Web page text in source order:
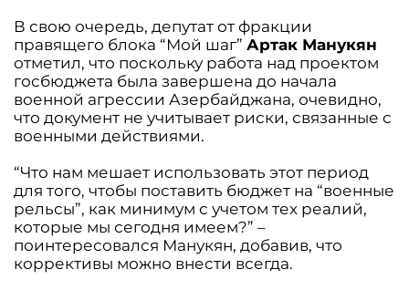
В свою очередь, депутат от фракции
правящего блока “Мой шаг” Артак Манукян
отметил, что поскольку работа над проектом
госбюджета была завершена до начала
военной агрессии Азербайджана, очевидно,
что документ не учитывает риски, связанные с
военными действиями.
“Что нам мешает использовать этот период
для того, чтобы поставить бюджет на “военные
рельсы”, как минимум с учетом тех реалий,
которые мы сегодня имеем?” –
поинтересовался Манукян, добавив, что
коррективы можно внести всегда.